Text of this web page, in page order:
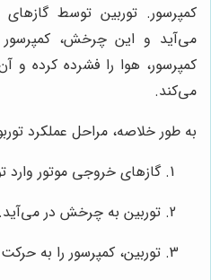
کمپرسور. توربین توسط
می‌آید و این چرخش، کمپرسور
کمپرسور، هوا را فشرده کرده و
می‌کند.
به طور خلاصه، مراحل عملکرد
گازهای خروجی موتور وارد
توربین به چرخش در می‌آید.
توربین، کمپرسور را به